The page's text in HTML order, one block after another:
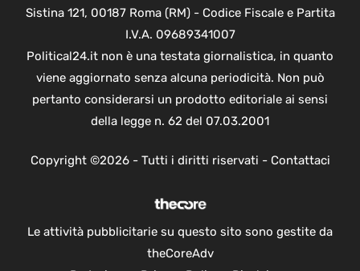
Sistina 121, 00187 Roma (RM) - Codice Fiscale e Partita
I.V.A. 09689341007
Political24.it non è una testata giornalistica, in quanto
viene aggiornato senza alcuna periodicità. Non può
pertanto considerarsi un prodotto editoriale ai sensi
della legge n. 62 del 07.03.2001
Copyright ©2026 - Tutti i diritti riservati - Contattaci
Le attività pubblicitarie su questo sito sono gestite da
theCoreAdv